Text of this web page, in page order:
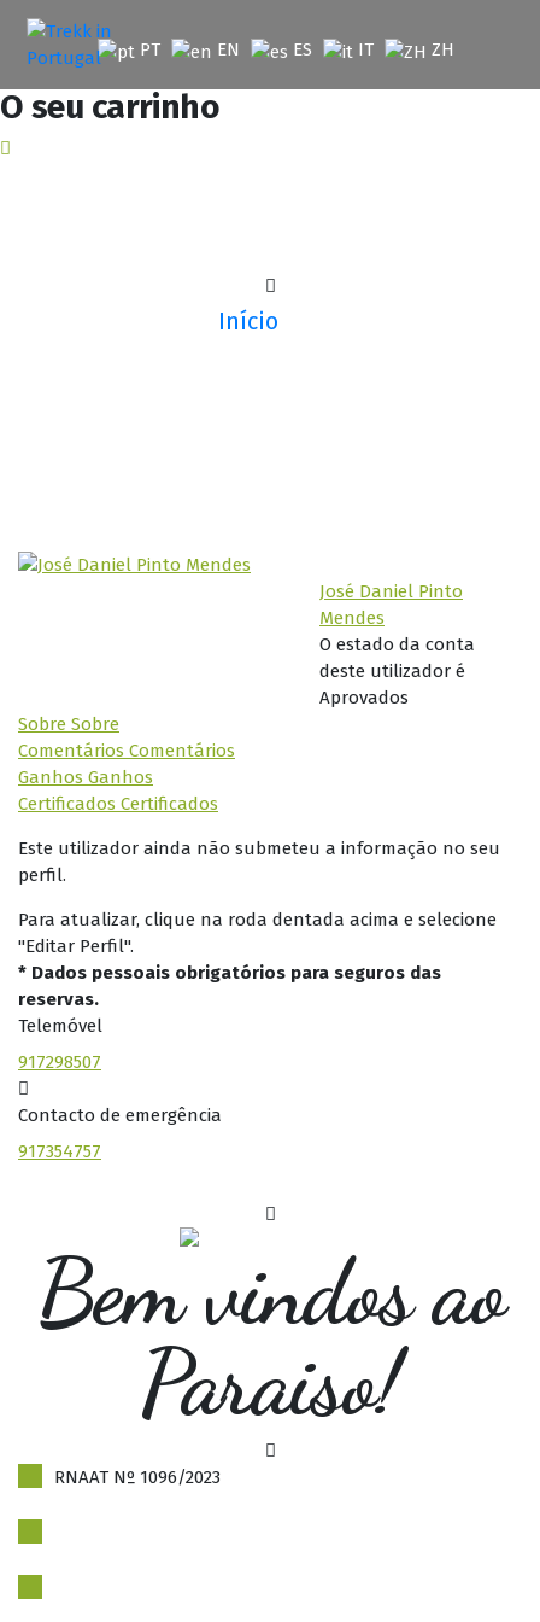
para
conteúdo
PT EN ES IT ZH
O seu carrinho
Início
José Daniel Pinto
Mendes
O estado da conta
deste utilizador é
Aprovados
Sobre Sobre
Comentários Comentários
Ganhos Ganhos
Certificados Certificados
Este utilizador ainda não submeteu a informação no seu
perfil.
Para atualizar, clique na roda dentada acima e selecione
"Editar Perfil".
* Dados pessoais obrigatórios para seguros das
reservas.
Telemóvel
917298507
Contacto de emergência
917354757
Bem vindos ao
Paraiso!
RNAAT Nº 1096/2023